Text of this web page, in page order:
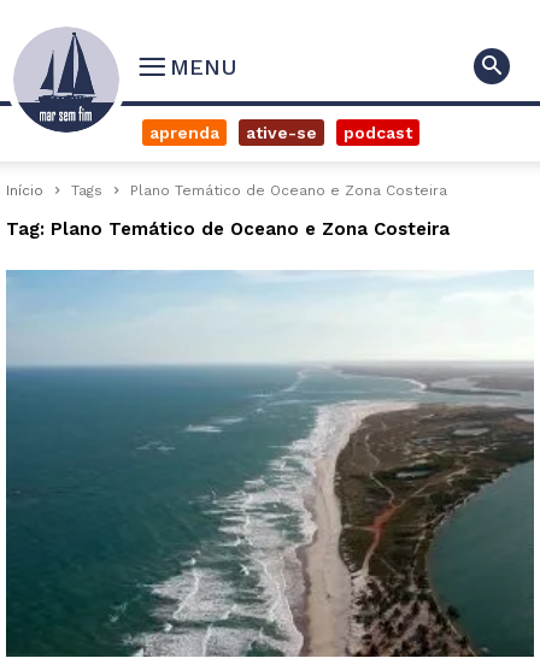
MENU
aprenda ative-se podcast
Início Tags Plano Temático de Oceano e Zona Costeira
Tag: Plano Temático de Oceano e Zona Costeira